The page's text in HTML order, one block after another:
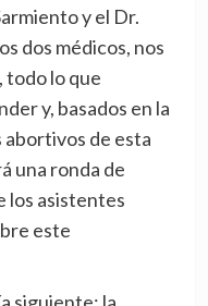
y el Dr.
dos médicos, nos
todo lo que
y, basados en la
de esta
una ronda de
los asistentes
este